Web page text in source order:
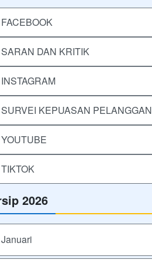
FACEBOOK
SARAN DAN KRITIK
INSTAGRAM
SURVEI KEPUASAN PELANGGAN
YOUTUBE
TIKTOK
2026
Januari